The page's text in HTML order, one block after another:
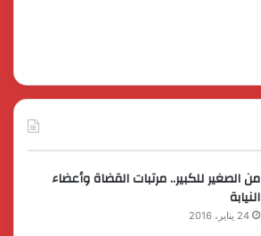
من الصغير للكبير.. مرتبات القضاة وأعضاء
النيابة
24 يناير، 2016